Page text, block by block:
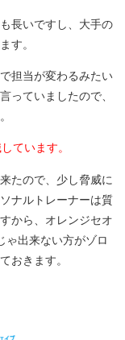
長いですし、大手の
す。
担当が変わるみたい
っていましたので、
ています。
たので、少し脅威に
ナルトレーナーは質
から、オレンジセオ
ゃ出来ない方がゾロ
おきます。